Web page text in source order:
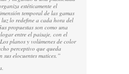
estéticamente el
temporal de las gamas
lo redefine a cada hora del
propuestas son como una
entre el paisaje, con el
planos y volúmenes de color
perceptivo que queda
sus elocuentes matices.”